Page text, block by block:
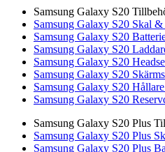
Samsung Galaxy S20
Samsung Galaxy S20 Skal
Samsung Galaxy S20
Samsung Galaxy S20
Samsung Galaxy S20
Samsung Galaxy S20
Samsung Galaxy S20
Samsung Galaxy S20
Samsung Galaxy S20 Plus
Samsung Galaxy S20 Plus
Samsung Galaxy S20 Plus